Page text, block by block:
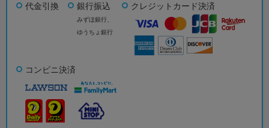
代金引換 銀行振込
みずほ銀行、
ゆうちょ銀行
クレジットカード決済
コンビニ決済